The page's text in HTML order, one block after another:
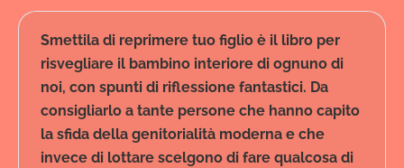
Smettila di reprimere tuo figlio è il libro per
risvegliare il bambino interiore di ognuno di
noi, con spunti di riflessione fantastici. Da
consigliarlo a tante persone che hanno capito
la sfida della genitorialità moderna e che
invece di lottare scelgono di fare qualcosa di